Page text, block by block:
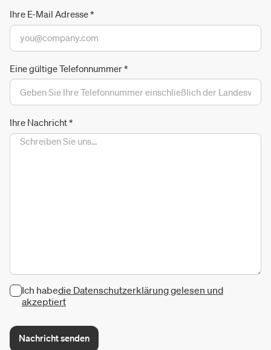
Ihre E-Mail Adresse*
Eine gültige Telefonnummer*
Ihre Nachricht*
Ich habedie Datenschutzerklärung gelesen und
akzeptiert
Nachricht senden